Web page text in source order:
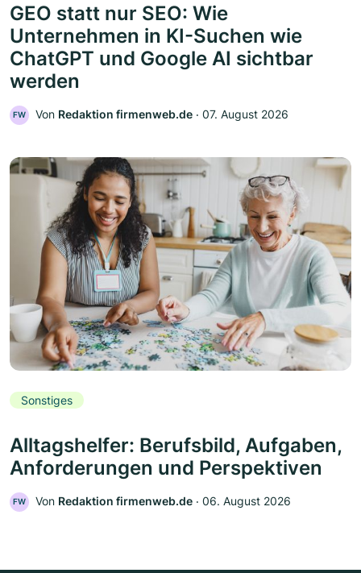
GEO statt nur SEO: Wie
Unternehmen in KI-Suchen wie
ChatGPT und Google AI sichtbar
werden
FW Von Redaktion firmenweb.de ‧ 07. August 2026
Sonstiges
Alltagshelfer: Berufsbild, Aufgaben,
Anforderungen und Perspektiven
FW Von Redaktion firmenweb.de ‧ 06. August 2026